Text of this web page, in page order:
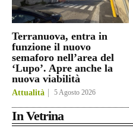
Terranuova, entra in
funzione il nuovo
semaforo nell’area del
‘Lupo’. Apre anche la
nuova viabilità
Attualità 5 Agosto 2026
In Vetrina